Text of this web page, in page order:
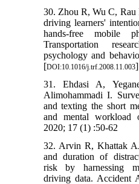
30. Zhou R, Wu C, Rau
driving learners'
hands-free mobile
Transportation
psychology and
[DOI:10.1016/j.trf.2008.11.003]
31. Ehdasi A,
Alimohammadi I.
and texting the short
and mental workload
2020; 17 (1) :50-62
32. Arvin R, Khattak
and duration of
risk by harnessing
driving data. Accident